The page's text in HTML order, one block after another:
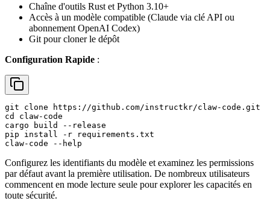
Chaîne d'outils Rust et Python 3.10+
Accès à un modèle compatible (Claude via clé API ou
abonnement OpenAI Codex)
Git pour cloner le dépôt
Configuration Rapide :
git clone https://github.com/instructkr/claw-code.git
cd claw-code
cargo build --release
pip install -r requirements.txt
Configurez les identifiants du modèle et examinez les permissions
par défaut avant la première utilisation. De nombreux utilisateurs
commencent en mode lecture seule pour explorer les capacités en
toute sécurité.